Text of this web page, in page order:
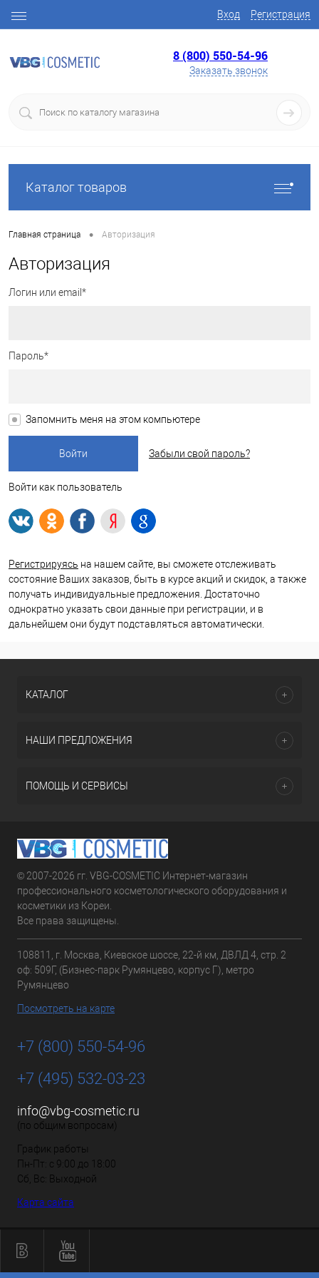
Вход Регистрация
8 (800) 550-54-96
Заказать звонок
Каталог товаров
Главная страница • Авторизация
Авторизация
Логин или email*
Пароль*
Запомнить меня на этом компьютере
Забыли свой пароль?
Войти как пользователь
Регистрируясь на нашем сайте, вы сможете отслеживать
состояние Ваших заказов, быть в курсе акций и скидок, а также
получать индивидуальные предложения. Достаточно
однократно указать свои данные при регистрации, и в
дальнейшем они будут подставляться автоматически.
КАТАЛОГ
НАШИ ПРЕДЛОЖЕНИЯ
ПОМОЩЬ И СЕРВИСЫ
© 2007-2026 гг. VBG-COSMETIC Интернет-магазин
профессионального косметологического оборудования и
косметики из Кореи.
Все права защищены.
108811, г. Москва, Киевское шоссе, 22-й км, ДВЛД 4, стр. 2
оф: 509Г, (Бизнес-парк Румянцево, корпус Г), метро
Румянцево
Посмотреть на карте
+7 (800) 550-54-96
+7 (495) 532-03-23
info@vbg-cosmetic.ru
(по общим вопросам)
График работы
Пн-Пт: с 9:00 до 18:00
Сб, Вс: Выходной
Карта сайта